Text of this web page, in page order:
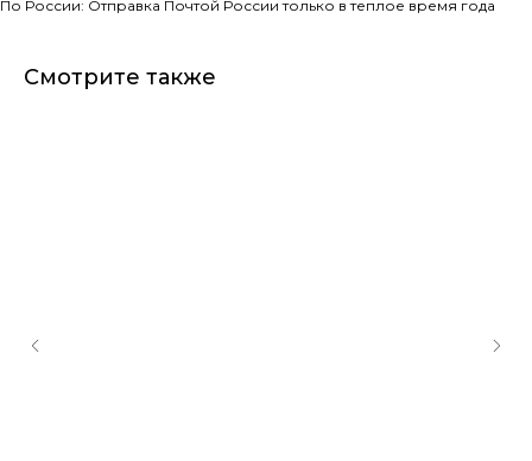
По России: Отправка Почтой России только в теплое время года
Смотрите также